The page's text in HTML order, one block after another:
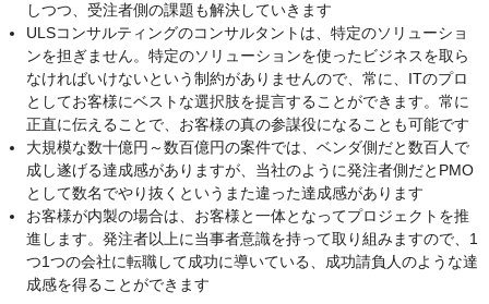
しつつ、受注者側の課題も解決していきます
ULSコンサルティングのコンサルタントは、特定のソリューショ
ンを担ぎません。特定のソリューションを使ったビジネスを取ら
なければいけないという制約がありませんので、常に、ITのプロ
としてお客様にベストな選択肢を提言することができます。常に
正直に伝えることで、お客様の真の参謀役になることも可能です
大規模な数十億円～数百億円の案件では、ベンダ側だと数百人で
成し遂げる達成感がありますが、当社のように発注者側だとPMO
として数名でやり抜くというまた違った達成感があります
お客様が内製の場合は、お客様と一体となってプロジェクトを推
進します。発注者以上に当事者意識を持って取り組みますので、1
つ1つの会社に転職して成功に導いている、成功請負人のような達
成感を得ることができます